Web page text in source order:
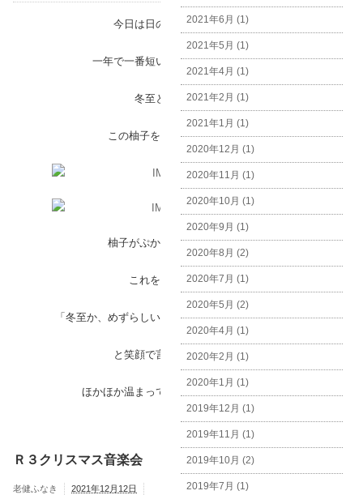
今日は日の出から日の入りが
一年で一番短いと言われる冬至です。
冬至といえば柚子。
この柚子をお風呂にぽちゃん。
柚子がぷかぷか浮いています。
これを見た入所者様は
「冬至か、めずらしいものが浮いてるなと思った！」
と笑顔で言われていました。
ほかほか温まって元気に過ごしましょう。
Ｒ３クリスマス音楽会
老健ふなき 2021年12月12日
2021年6月 (1)
2021年5月 (1)
2021年4月 (1)
2021年2月 (1)
2021年1月 (1)
2020年12月 (1)
2020年11月 (1)
2020年10月 (1)
2020年9月 (1)
2020年8月 (2)
2020年7月 (1)
2020年5月 (2)
2020年4月 (1)
2020年2月 (1)
2020年1月 (1)
2019年12月 (1)
2019年11月 (1)
2019年10月 (2)
2019年7月 (1)